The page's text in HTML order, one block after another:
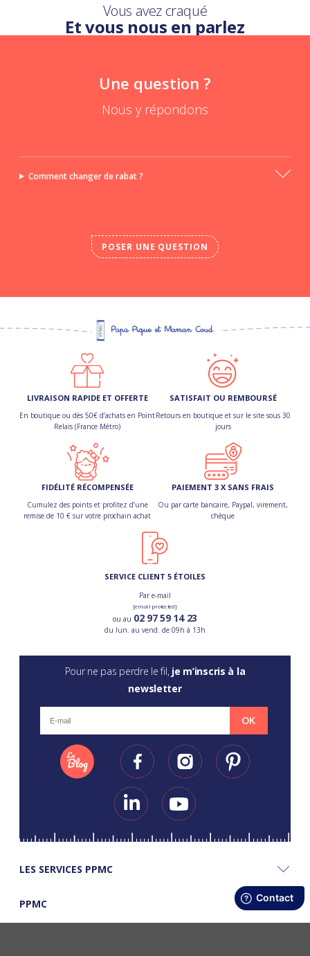
Vous avez craqué
Et vous nous en parlez
Une question ?
Nous y répondons
Comment changer de rabat ?
POSER UNE QUESTION
LIVRAISON RAPIDE ET OFFERTE
En boutique ou dès 50€ d’achats en Point
Relais (France Métro)
SATISFAIT OU REMBOURSÉ
Retours en boutique et sur le site sous 30
jours
FIDÉLITÉ RÉCOMPENSÉE
Cumulez des points et profitez d’une
remise de 10 € sur votre prochain achat
PAIEMENT 3 X SANS FRAIS
Ou par carte bancaire, Paypal, virement,
chèque
SERVICE CLIENT 5 ÉTOILES
Par e-mail
[email protected]
ou au 02 97 59 14 23
du lun. au vend. de 09h à 13h
Pour ne pas perdre le fil, je m’inscris à la
newsletter
OK
LES SERVICES PPMC
PPMC